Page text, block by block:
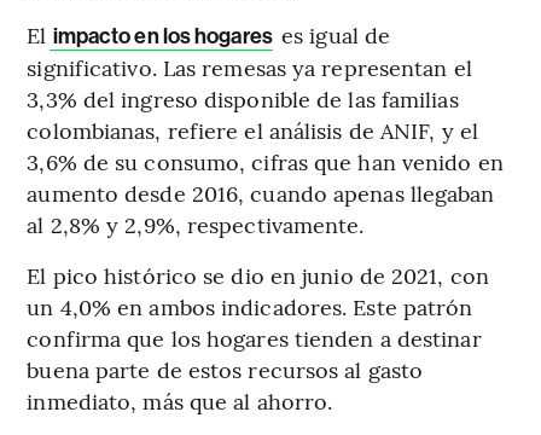
El impacto en los hogares es igual de
significativo. Las remesas ya representan el
3,3% del ingreso disponible de las familias
colombianas, refiere el análisis de ANIF, y el
3,6% de su consumo, cifras que han venido en
aumento desde 2016, cuando apenas llegaban
al 2,8% y 2,9%, respectivamente.
El pico histórico se dio en junio de 2021, con
un 4,0% en ambos indicadores. Este patrón
confirma que los hogares tienden a destinar
buena parte de estos recursos al gasto
inmediato, más que al ahorro.